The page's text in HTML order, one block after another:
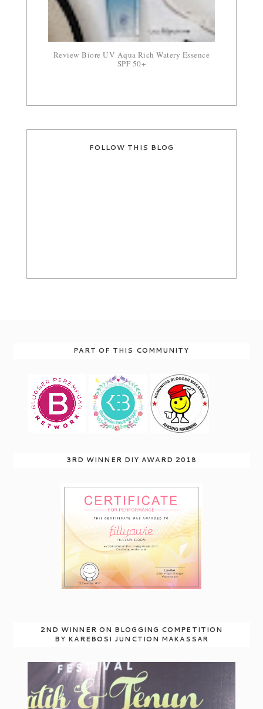
Review Biore UV Aqua Rich Watery Essence
SPF 50+
FOLLOW THIS BLOG
PART OF THIS COMMUNITY
3RD WINNER DIY AWARD 2018
2ND WINNER ON BLOGGING COMPETITION
BY KAREBOSI JUNCTION MAKASSAR